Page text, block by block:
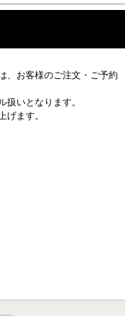
、お客様のご注文・ご予約
扱いとなります。
ます。